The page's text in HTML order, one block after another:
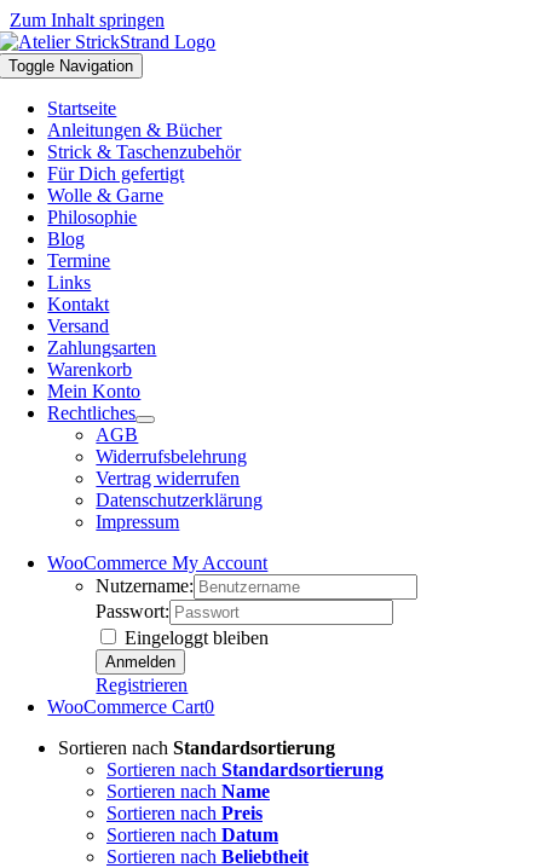
Zum Inhalt springen
Toggle Navigation
Startseite
Anleitungen & Bücher
Strick & Taschenzubehör
Für Dich gefertigt
Wolle & Garne
Philosophie
Blog
Termine
Links
Kontakt
Versand
Zahlungsarten
Warenkorb
Mein Konto
Rechtliches
AGB
Widerrufsbelehrung
Vertrag widerrufen
Datenschutzerklärung
Impressum
WooCommerce My Account
Nutzername:
Passwort:
Eingeloggt bleiben
Registrieren
WooCommerce Cart0
Sortieren nach Standardsortierung
Sortieren nach Standardsortierung
Sortieren nach Name
Sortieren nach Preis
Sortieren nach Datum
Sortieren nach Beliebtheit